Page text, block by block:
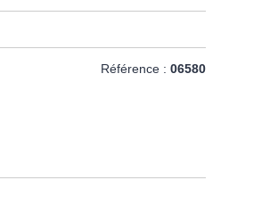
Référence : 06580